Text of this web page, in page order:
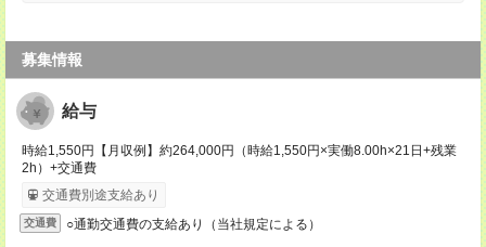
募集情報
給与
時給1,550円【月収例】約264,000円（時給1,550円×実働8.00h×21日+残業
2h）+交通費
交通費別途支給あり
交通費 ○通勤交通費の支給あり（当社規定による）